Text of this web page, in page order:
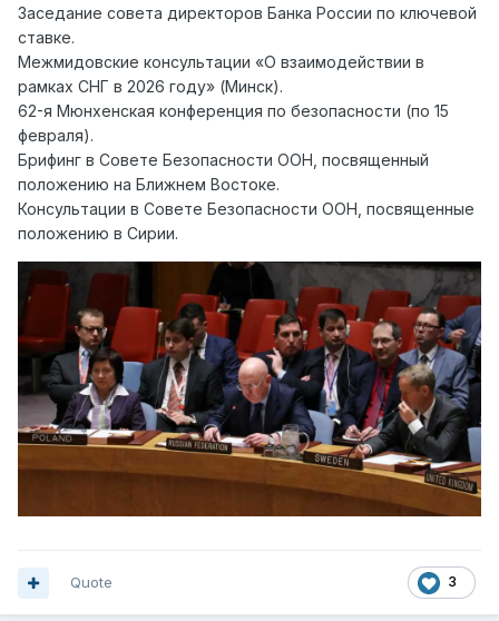
Заседание совета директоров Банка России по ключевой
ставке.
Межмидовские консультации «О взаимодействии в
рамках СНГ в 2026 году» (Минск).
62-я Мюнхенская конференция по безопасности (по 15
февраля).
Брифинг в Совете Безопасности ООН, посвященный
положению на Ближнем Востоке.
Консультации в Совете Безопасности ООН, посвященные
положению в Сирии.
3
Quote